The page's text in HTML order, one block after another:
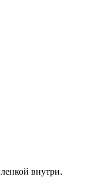
внутри.